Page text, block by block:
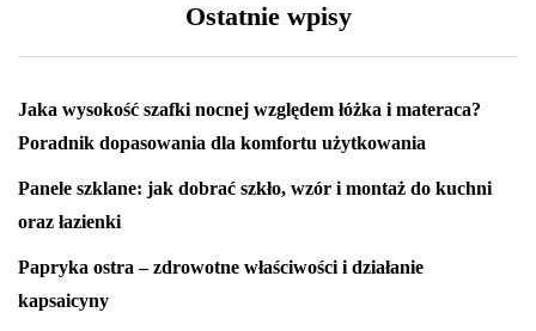
Ostatnie wpisy
Jaka wysokość szafki nocnej względem łóżka i materaca?
Poradnik dopasowania dla komfortu użytkowania
Panele szklane: jak dobrać szkło, wzór i montaż do kuchni
oraz łazienki
Papryka ostra – zdrowotne właściwości i działanie
kapsaicyny